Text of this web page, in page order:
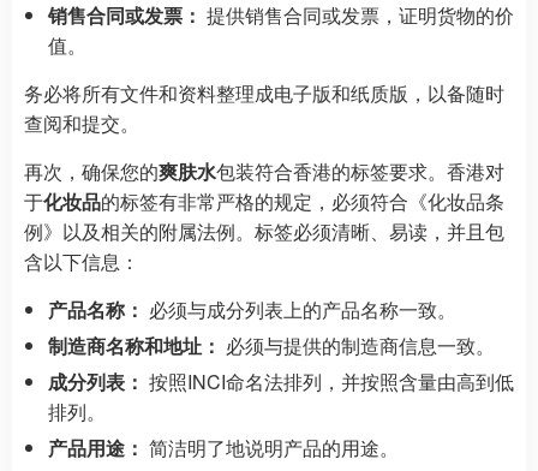
销售合同或发票： 提供销售合同或发票，证明货物的价
值。
务必将所有文件和资料整理成电子版和纸质版，以备随时
查阅和提交。
再次，确保您的爽肤水包装符合香港的标签要求。香港对
于化妆品的标签有非常严格的规定，必须符合《化妆品条
例》以及相关的附属法例。标签必须清晰、易读，并且包
含以下信息：
产品名称： 必须与成分列表上的产品名称一致。
制造商名称和地址： 必须与提供的制造商信息一致。
成分列表： 按照INCI命名法排列，并按照含量由高到低
排列。
产品用途： 简洁明了地说明产品的用途。